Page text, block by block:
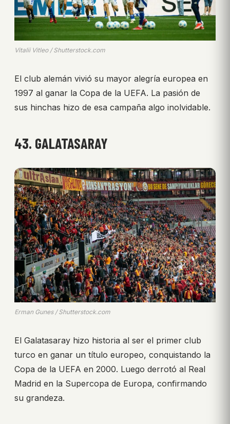
Vitalii Vitleo / Shutterstock.com
El club alemán vivió su mayor alegría europea en
1997 al ganar la Copa de la UEFA. La pasión de
sus hinchas hizo de esa campaña algo inolvidable.
43. GALATASARAY
Erman Gunes / Shutterstock.com
El Galatasaray hizo historia al ser el primer club
turco en ganar un título europeo, conquistando la
Copa de la UEFA en 2000. Luego derrotó al Real
Madrid en la Supercopa de Europa, confirmando
su grandeza.